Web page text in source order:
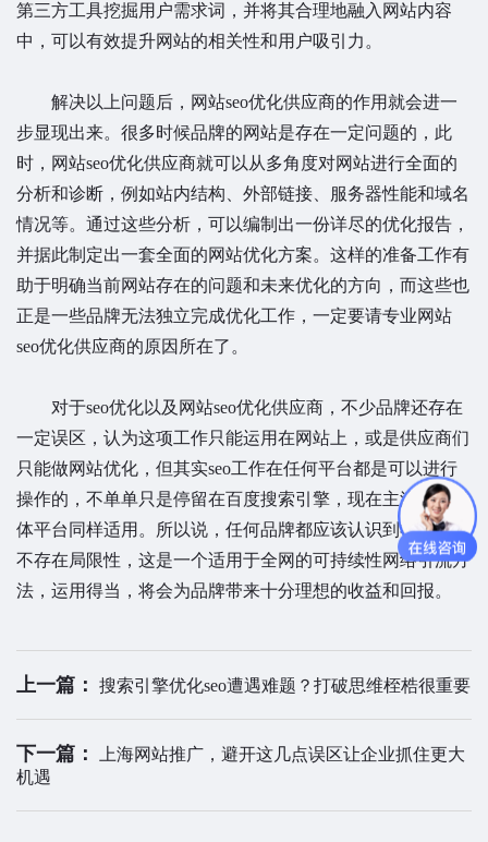
第三方工具挖掘用户需求词，并将其合理地融入网站内容
中，可以有效提升网站的相关性和用户吸引力。
解决以上问题后，网站seo优化供应商的作用就会进一
步显现出来。很多时候品牌的网站是存在一定问题的，此
时，网站seo优化供应商就可以从多角度对网站进行全面的
分析和诊断，例如站内结构、外部链接、服务器性能和域名
情况等。通过这些分析，可以编制出一份详尽的优化报告，
并据此制定出一套全面的网站优化方案。这样的准备工作有
助于明确当前网站存在的问题和未来优化的方向，而这些也
正是一些品牌无法独立完成优化工作，一定要请专业网站
seo优化供应商的原因所在了。
对于seo优化以及网站seo优化供应商，不少品牌还存在
一定误区，认为这项工作只能运用在网站上，或是供应商们
只能做网站优化，但其实seo工作在任何平台都是可以进行
操作的，不单单只是停留在百度搜索引擎，现在主流的新媒
体平台同样适用。所以说，任何品牌都应该认识到在seo并
不存在局限性，这是一个适用于全网的可持续性网络引流方
法，运用得当，将会为品牌带来十分理想的收益和回报。
上一篇： 搜索引擎优化seo遭遇难题？打破思维桎梏很重要
下一篇：
上海网站推广，避开这几点误区让企业抓住更大
机遇